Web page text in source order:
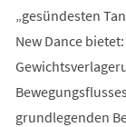
„gesündesten
New Dance
grundlegenden